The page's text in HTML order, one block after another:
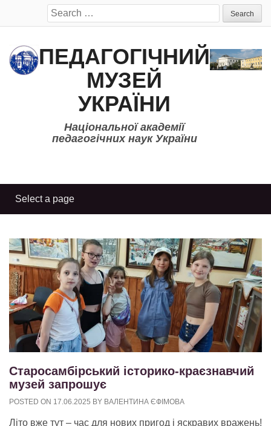
Search
for:
ПЕДАГОГІЧНИЙ
МУЗЕЙ
УКРАЇНИ
Національної академії
педагогічних наук України
Старосамбірський історико-краєзнавчий
музей запрошує
POSTED ON 17.06.2025 BY ВАЛЕНТИНА ЄФІМОВА
Літо вже тут – час для нових пригод і яскравих вражень!